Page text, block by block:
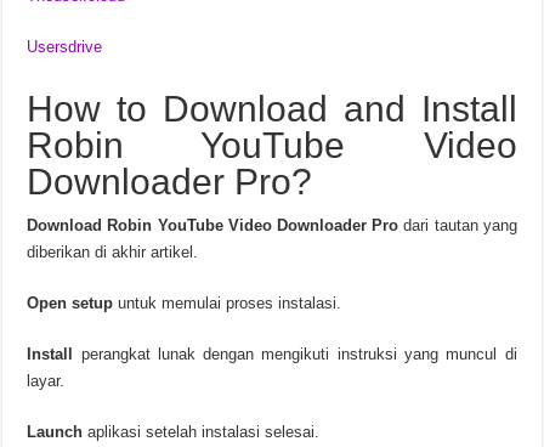
Usersdrive
How to Download and Install
Robin YouTube Video
Downloader Pro?
Download Robin YouTube Video Downloader Pro dari tautan yang
diberikan di akhir artikel.
Open setup untuk memulai proses instalasi.
Install
perangkat lunak dengan mengikuti instruksi yang muncul di
layar.
Launch aplikasi setelah instalasi selesai.